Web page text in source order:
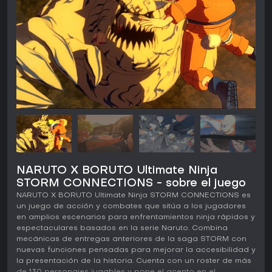
NARUTO X BORUTO Ultimate Ninja
STORM CONNECTIONS - sobre el juego
NARUTO X BORUTO Ultimate Ninja STORM CONNECTIONS es
un juego de acción y combates que sitúa a los jugadores
en amplios escenarios para enfrentamientos ninja rápidos y
espectaculares basados en la serie Naruto. Combina
mecánicas de entregas anteriores de la saga STORM con
nuevas funciones pensadas para mejorar la accesibilidad y
la presentación de la historia. Cuenta con un roster de más